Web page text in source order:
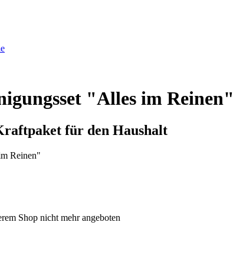
"Alles im Reinen"
für den Haushalt
Reinen"
Shop nicht mehr angeboten